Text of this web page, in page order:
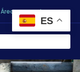
Área personal
ES